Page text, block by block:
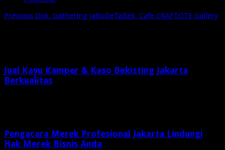
Previous Dok. Gathering JaBoDeTaBek, Cafe CRAFTOTE Gallery
Jual Kayu Kamper & Kaso Bekisting Jakarta
Berkualitas
Pengacara Merek Profesional Jakarta Lindungi
Hak Merek Bisnis Anda